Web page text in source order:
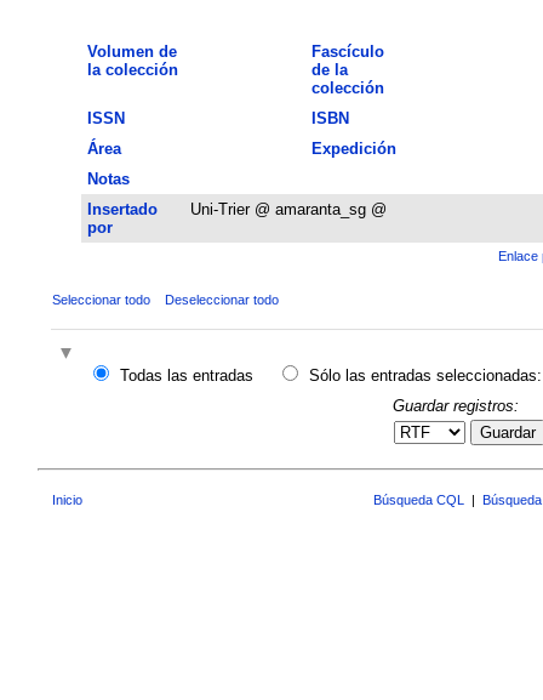
Volumen de
la colección
Fascículo
de la
colección
ISSN
ISBN
Área
Expedición
Notas
Insertado
por
Uni-Trier @ amaranta_sg @
Enlace
Seleccionar todo Deseleccionar todo
Todas las entradas
Sólo las entradas seleccionadas:
Guardar registros:
Guardar
Inicio Búsqueda CQL